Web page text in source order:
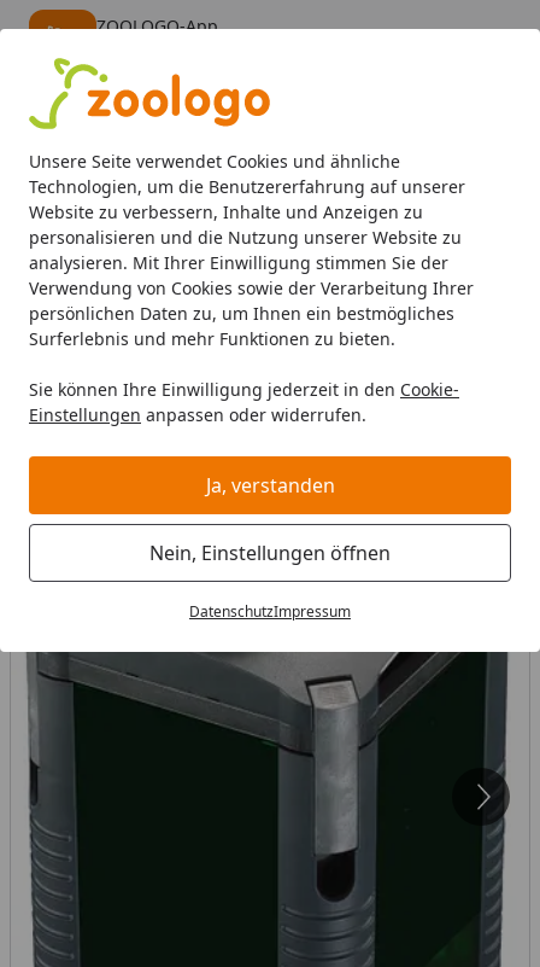
Unsere Seite verwendet Cookies und ähnliche
Technologien, um die Benutzererfahrung auf unserer
Website zu verbessern, Inhalte und Anzeigen zu
personalisieren und die Nutzung unserer Website zu
analysieren. Mit Ihrer Einwilligung stimmen Sie der
Verwendung von Cookies sowie der Verarbeitung Ihrer
persönlichen Daten zu, um Ihnen ein bestmögliches
Surferlebnis und mehr Funktionen zu bieten.
Sie können Ihre Einwilligung jederzeit in den Cookie-
Einstellungen anpassen oder widerrufen.
Ja, verstanden
Nein, Einstellungen öffnen
DatenschutzImpressum
ZOOLOGO-App
Alle Produkte
Mein Konto
Suchen
Startseite
Aquaristik Aquarienfilter, Pumpen & Zubehör
EHEIM 2422 eXperience 150
Außenfilter mit Filtermasse